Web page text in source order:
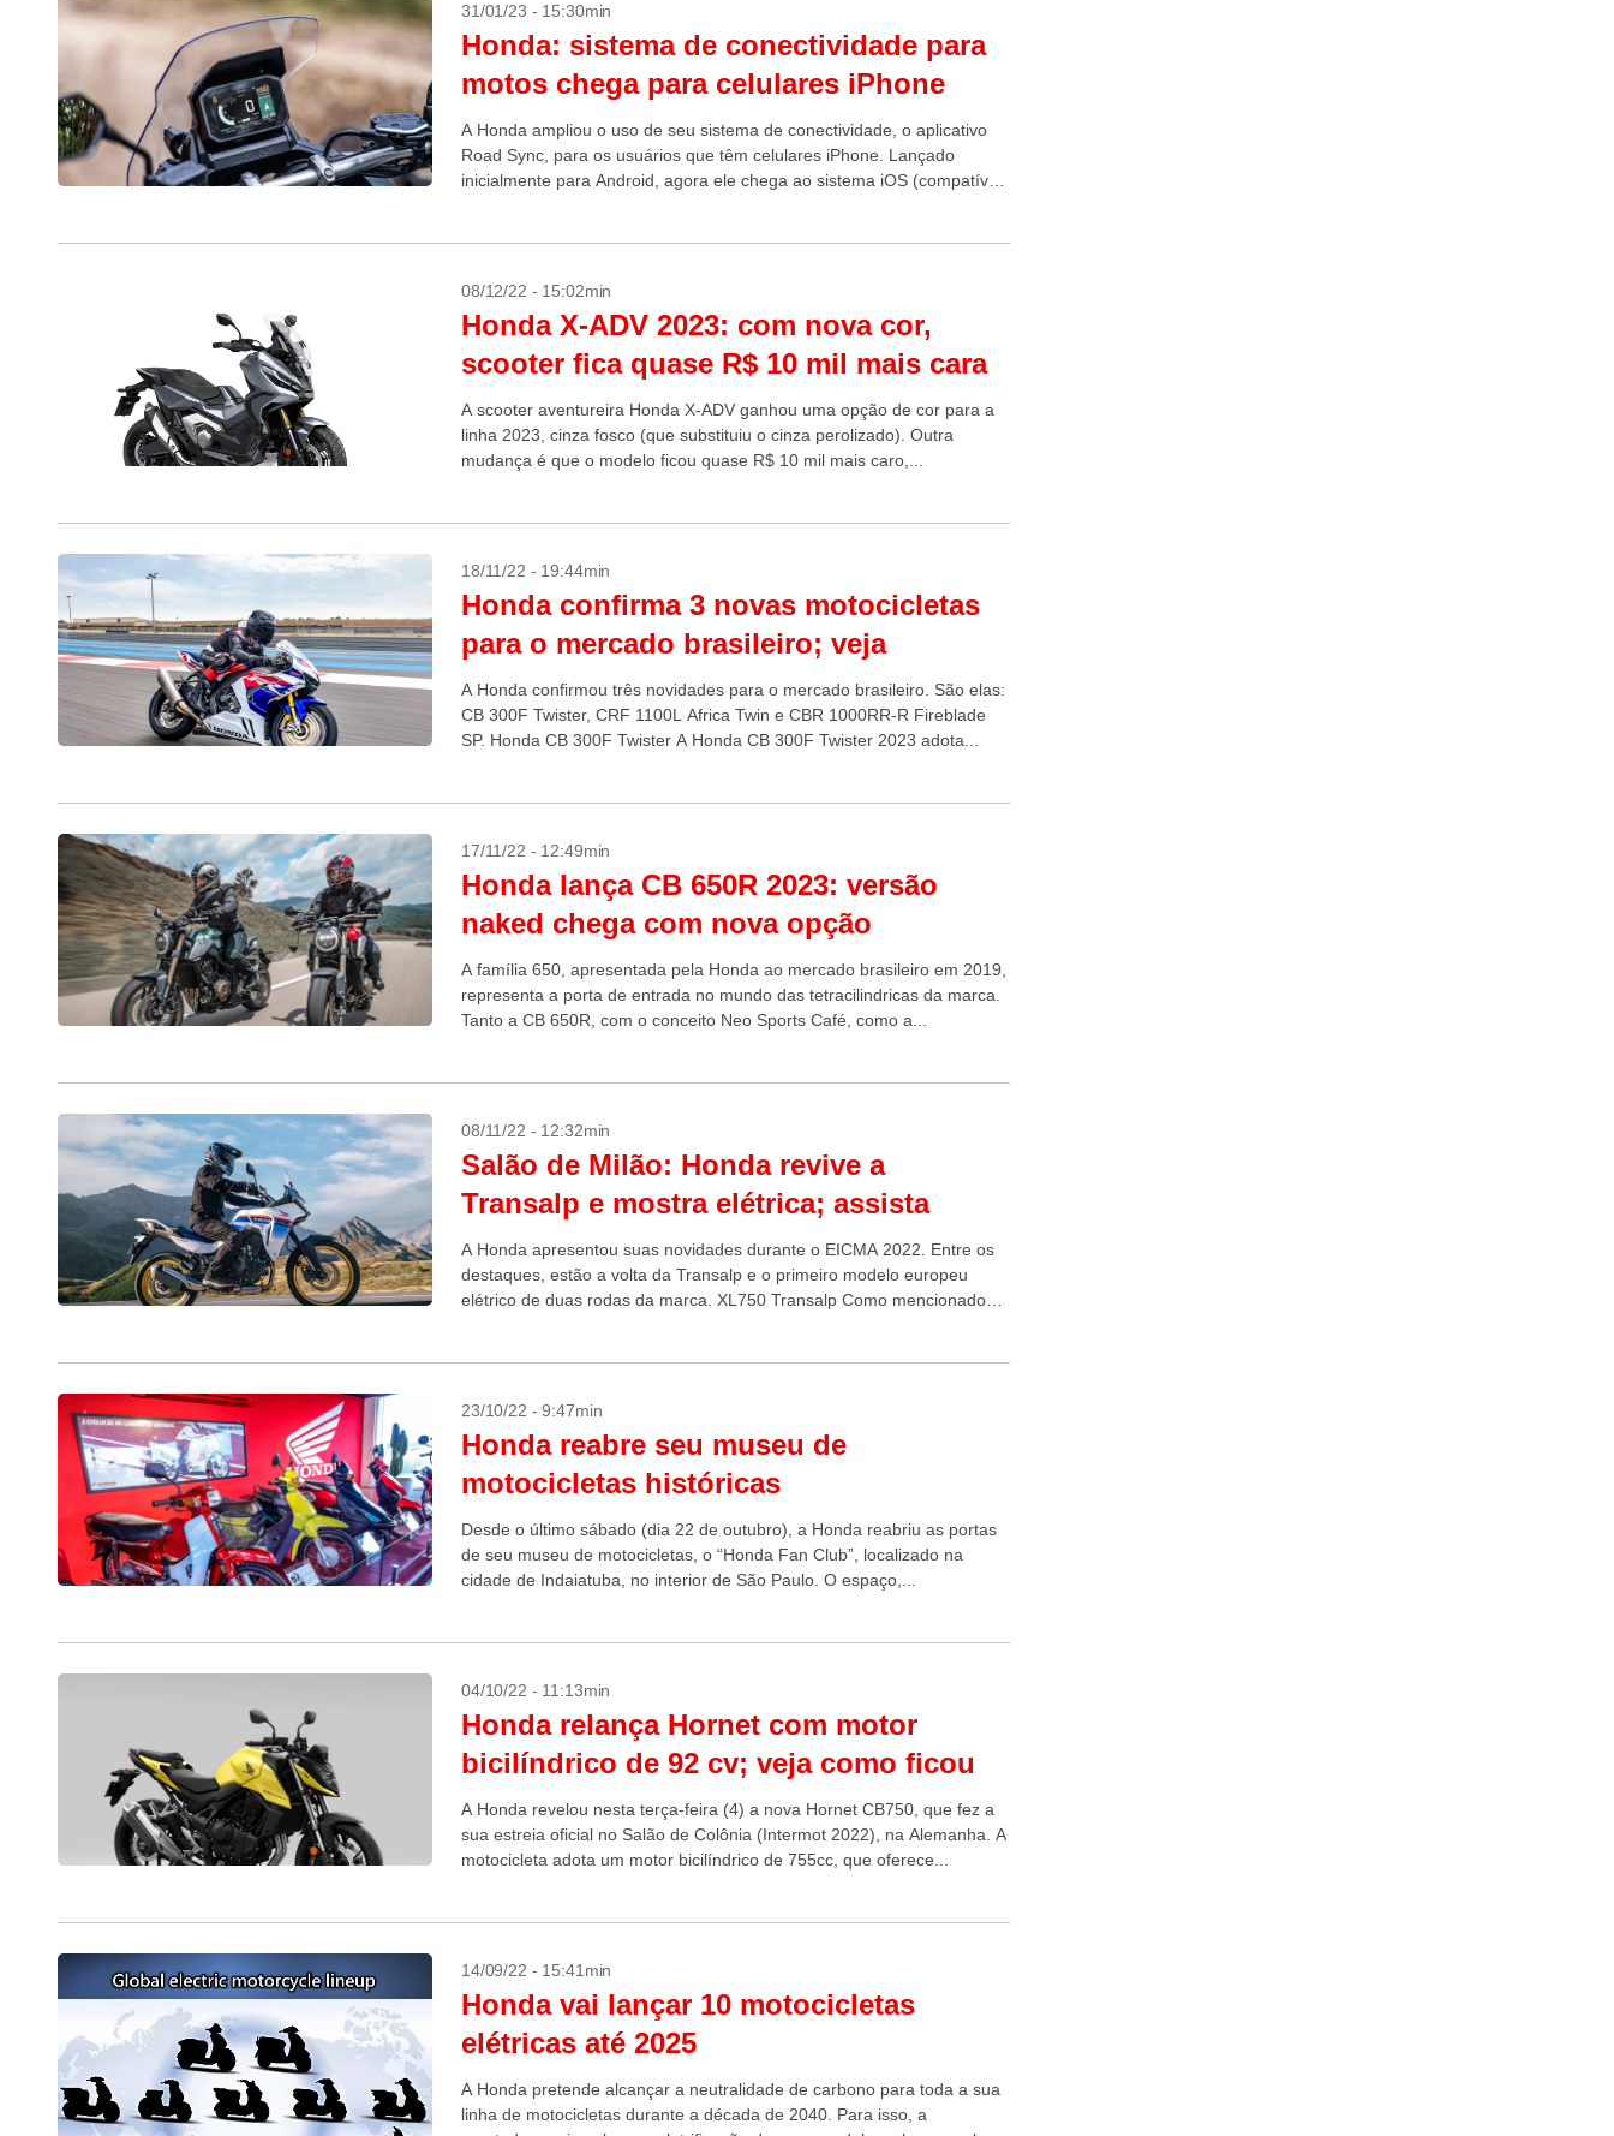
31/01/23 - 15:30min
Honda: sistema de conectividade para
motos chega para celulares iPhone
A Honda ampliou o uso de seu sistema de conectividade, o aplicativo
Road Sync, para os usuários que têm celulares iPhone. Lançado
inicialmente para Android, agora ele chega ao sistema iOS (compatível
08/12/22 - 15:02min
Honda X-ADV 2023: com nova cor,
scooter fica quase R$ 10 mil mais cara
A scooter aventureira Honda X-ADV ganhou uma opção de cor para a
linha 2023, cinza fosco (que substituiu o cinza perolizado). Outra
mudança é que o modelo ficou quase R$ 10 mil mais caro,...
18/11/22 - 19:44min
Honda confirma 3 novas motocicletas
para o mercado brasileiro; veja
A Honda confirmou três novidades para o mercado brasileiro. São elas:
CB 300F Twister, CRF 1100L Africa Twin e CBR 1000RR-R Fireblade
SP. Honda CB 300F Twister A Honda CB 300F Twister 2023 adota...
17/11/22 - 12:49min
Honda lança CB 650R 2023: versão
naked chega com nova opção
A família 650, apresentada pela Honda ao mercado brasileiro em 2019,
representa a porta de entrada no mundo das tetracilindricas da marca.
Tanto a CB 650R, com o conceito Neo Sports Café, como a...
08/11/22 - 12:32min
Salão de Milão: Honda revive a
Transalp e mostra elétrica; assista
A Honda apresentou suas novidades durante o EICMA 2022. Entre os
destaques, estão a volta da Transalp e o primeiro modelo europeu
elétrico de duas rodas da marca. XL750 Transalp Como mencionado
23/10/22 - 9:47min
Honda reabre seu museu de
motocicletas históricas
Desde o último sábado (dia 22 de outubro), a Honda reabriu as portas
de seu museu de motocicletas, o “Honda Fan Club”, localizado na
cidade de Indaiatuba, no interior de São Paulo. O espaço,...
04/10/22 - 11:13min
Honda relança Hornet com motor
bicilíndrico de 92 cv; veja como ficou
A Honda revelou nesta terça-feira (4) a nova Hornet CB750, que fez a
sua estreia oficial no Salão de Colônia (Intermot 2022), na Alemanha. A
motocicleta adota um motor bicilíndrico de 755cc, que oferece...
14/09/22 - 15:41min
Honda vai lançar 10 motocicletas
elétricas até 2025
A Honda pretende alcançar a neutralidade de carbono para toda a sua
linha de motocicletas durante a década de 2040. Para isso, a